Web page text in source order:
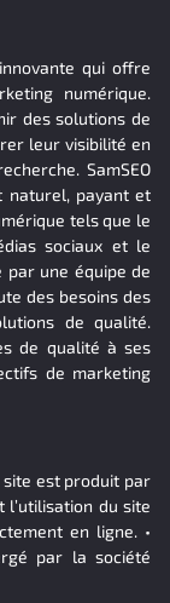
qui offre
numérique.
des solutions de
leur visibilité en
SamSEO
naturel, payant et
tels que le
sociaux et le
par une équipe de
des besoins des
de qualité.
de qualité à ses
de marketing
site est produit par
l’utilisation du site
en ligne. •
par la société